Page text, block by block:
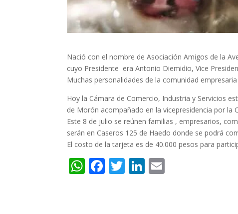
Nació con el nombre de Asociación Amigos de la
cuyo Presidente era Antonio Diemidio, Vice
Muchas personalidades de la comunidad
Hoy la Cámara de Comercio, Industria y Servicios
de Morón acompañado en la vicepresidencia por la
Este 8 de julio se reúnen familias , empresarios,
serán en Caseros 125 de Haedo donde se podrá
El costo de la tarjeta es de 40.000 pesos para
W F T Li